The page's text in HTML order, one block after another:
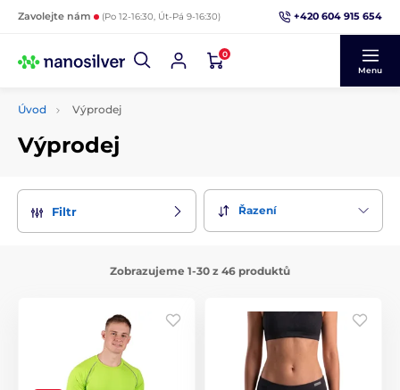
Zavolejte nám (Po 12-16:30, Út-Pá 9-16:30) +420 604 915 654
0
Menu
Úvod Výprodej
Výprodej
Filtr Řazení
Zobrazujeme 1-30 z 46 produktů